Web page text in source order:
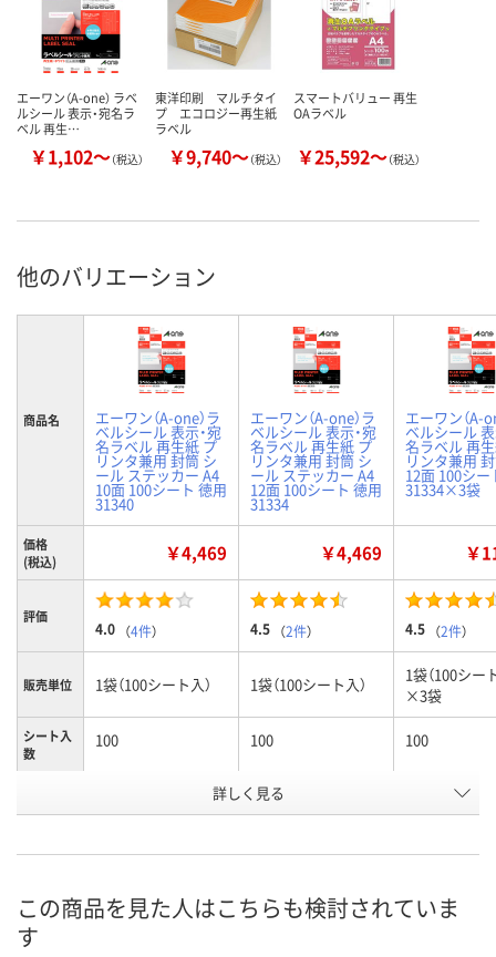
エーワン（A-one） ラベ
ルシール 表示・宛名ラ
ベル 再生…
￥1,102～（税込）
東洋印刷 マルチタイ
プ エコロジー再生紙
ラベル
￥9,740～（税込）
スマートバリュー 再生
OAラベル
￥25,592～（税込）
他のバリエーション
商品名 エーワン（A-one）ラ
ベルシール 表示・宛
名ラベル 再生紙 プ
リンタ兼用 封筒 シ
ール ステッカー A4
10面 100シート 徳用
31340
エーワン（A-one）ラ
ベルシール 表示・宛
名ラベル 再生紙 プ
リンタ兼用 封筒 シ
ール ステッカー A4
12面 100シート 徳用
31334
エーワン（A-
ベルシール 表
名ラベル 再
リンタ兼用
12面 100シー
31334×3袋
価格
(税込)
￥4,469 ￥4,469 ￥
評価
4.0 （4件） 4.5 （2件） 4.5 （2件）
販売単位 1袋（100シート入） 1袋（100シート入）
1袋（100シー
×3袋
シート入
数
100 100 100
イズ
（86.4×50.8mm）
12面
（86.4×42.3mm）
（
お申込番
在庫 あり あり 3点
詳しく見る
この商品を見た人はこちらも検討されていま
す